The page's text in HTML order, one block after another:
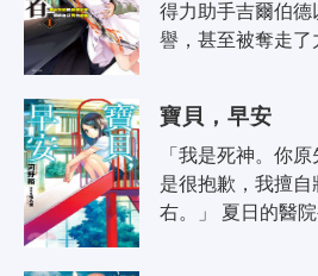
得力助手吉爾伯德
譽，甚至被奪走
寶貝，早安
「我是死神。你
是很抱歉，我擅
右。」 夏日的醫